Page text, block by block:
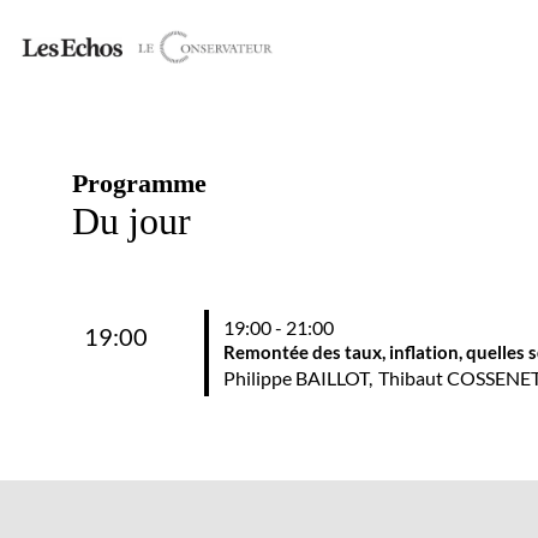
Programme
Du jour
19:00 19:00 - 21:00
Remontée des taux, inflation, quelles
Philippe BAILLOT Thibaut